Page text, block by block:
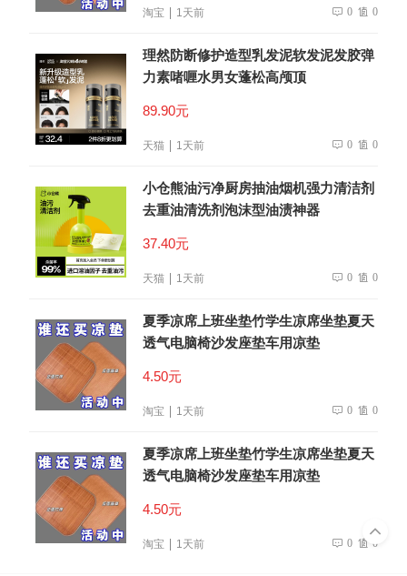
淘宝 1天前 0 0
理然防断修护造型乳发泥软发泥发胶弹
力素啫喱水男女蓬松高颅顶
89.90元
天猫 1天前 0 0
小仓熊油污净厨房抽油烟机强力清洁剂
去重油清洗剂泡沫型油渍神器
37.40元
天猫 1天前 0 0
夏季凉席上班坐垫竹学生凉席坐垫夏天
透气电脑椅沙发座垫车用凉垫
4.50元
淘宝 1天前 0 0
夏季凉席上班坐垫竹学生凉席坐垫夏天
透气电脑椅沙发座垫车用凉垫
4.50元
淘宝 1天前 0 0